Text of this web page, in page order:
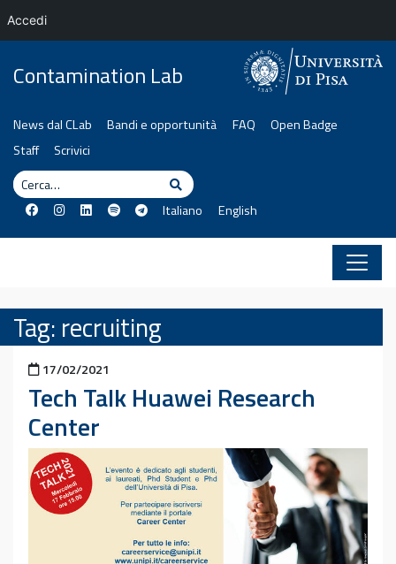
Contamination Lab
News dal CLab Bandi e opportunità FAQ
Open Badge
Staff
Scrivici
Cerca
Cerca
Italiano English
Tag: recruiting
Pubblicato il
17/02/2021
Tech Talk Huawei Research
Center
Accedi